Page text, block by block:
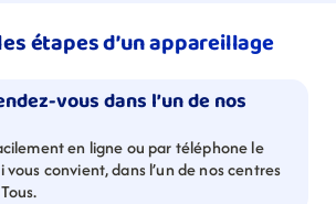
étapes d’un appareillage
vous dans l’un de nos
en ligne ou par téléphone le
convient, dans l’un de nos centres